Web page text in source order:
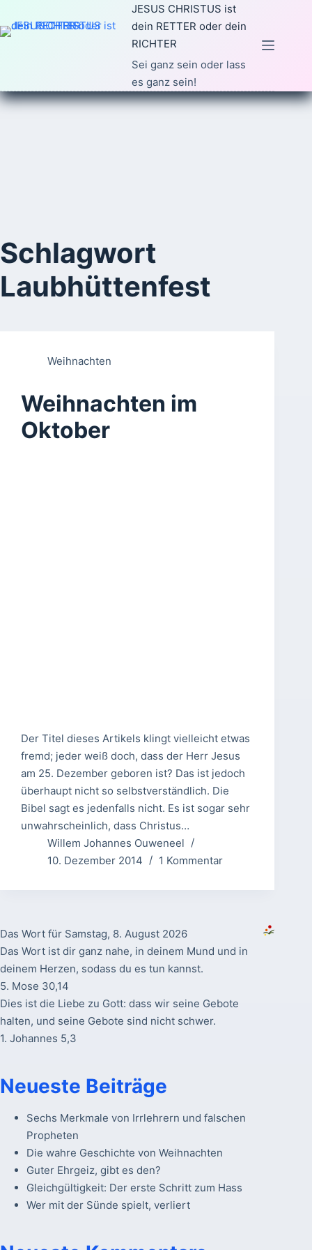
Inhalt
JESUS CHRISTUS ist
dein RETTER oder dein
RICHTER
Sei ganz sein oder lass
es ganz sein!
Schlagwort
Laubhüttenfest
Weihnachten
Weihnachten im
Oktober
Der Titel dieses Artikels klingt vielleicht etwas
fremd; jeder weiß doch, dass der Herr Jesus
am 25. Dezember geboren ist? Das ist jedoch
überhaupt nicht so selbstverständlich. Die
Bibel sagt es jedenfalls nicht. Es ist sogar sehr
unwahrscheinlich, dass Christus…
Willem Johannes Ouweneel
10. Dezember 2014
1 Kommentar
Das Wort für Samstag, 8. August 2026
Das Wort ist dir ganz nahe, in deinem Mund und in
deinem Herzen, sodass du es tun kannst.
5. Mose 30,14
Dies ist die Liebe zu Gott: dass wir seine Gebote
halten, und seine Gebote sind nicht schwer.
1. Johannes 5,3
Neueste Beiträge
Sechs Merkmale von Irrlehrern und falschen
Propheten
Die wahre Geschichte von Weihnachten
Guter Ehrgeiz, gibt es den?
Gleichgültigkeit: Der erste Schritt zum Hass
Wer mit der Sünde spielt, verliert